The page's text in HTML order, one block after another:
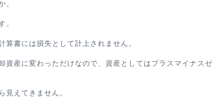
。
。
算書には損失として計上されません。
資産に変わっただけなので、資産としてはプラスマイナス
見えてきません。